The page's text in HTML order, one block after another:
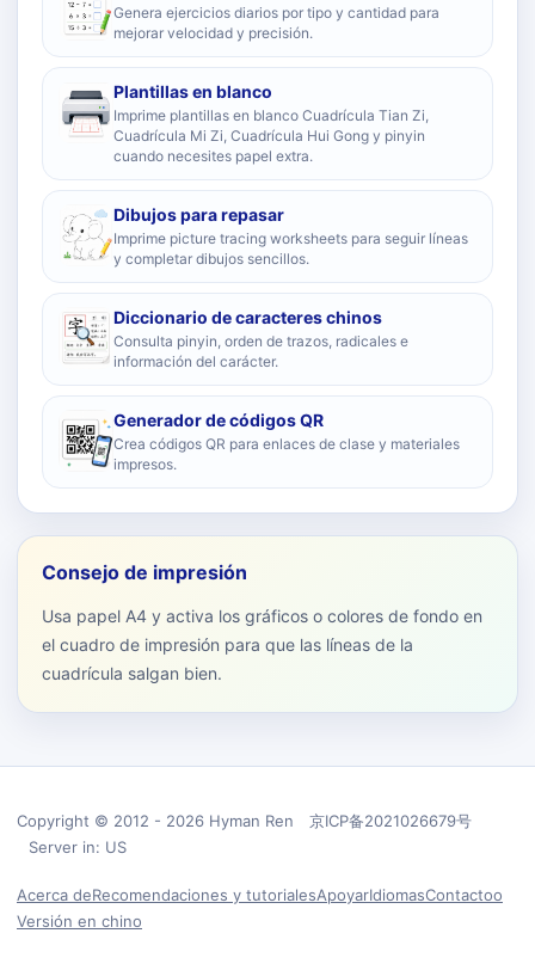
Genera ejercicios diarios por tipo y cantidad para
mejorar velocidad y precisión.
Plantillas en blanco
Imprime plantillas en blanco Cuadrícula Tian Zi,
Cuadrícula Mi Zi, Cuadrícula Hui Gong y pinyin
cuando necesites papel extra.
Dibujos para repasar
Imprime picture tracing worksheets para seguir líneas
y completar dibujos sencillos.
Diccionario de caracteres chinos
Consulta pinyin, orden de trazos, radicales e
información del carácter.
Generador de códigos QR
Crea códigos QR para enlaces de clase y materiales
impresos.
Consejo de impresión
Usa papel A4 y activa los gráficos o colores de fondo en
el cuadro de impresión para que las líneas de la
cuadrícula salgan bien.
Copyright © 2012 - 2026 Hyman Ren 京ICP备2021026679号
Server in: US
Acerca deRecomendaciones y tutorialesApoyarIdiomasContactoo
Versión en chino